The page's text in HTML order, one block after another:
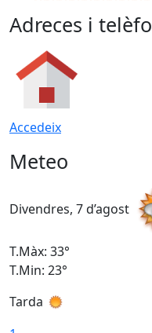
Adreces i
Accedeix
Meteo
Divendres, 7 d’agost
T.Màx: 33°
T.Min: 23°
Tarda